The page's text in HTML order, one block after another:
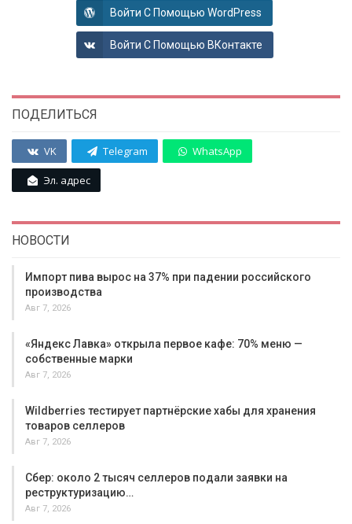
Войти С Помощью WordPress
Войти С Помощью ВКонтакте
ПОДЕЛИТЬСЯ
VK Telegram WhatsApp
Эл. адрес
НОВОСТИ
Импорт пива вырос на 37% при падении российского
производства
Авг 7, 2026
«Яндекс Лавка» открыла первое кафе: 70% меню —
собственные марки
Авг 7, 2026
Wildberries тестирует партнёрские хабы для хранения
товаров селлеров
Авг 7, 2026
Сбер: около 2 тысяч селлеров подали заявки на
реструктуризацию…
Авг 7, 2026